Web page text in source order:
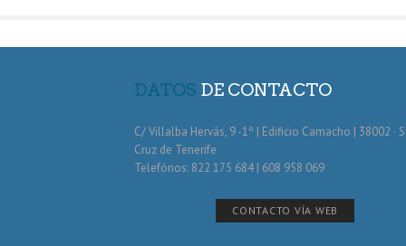
DATOS DE CONTACTO
C/ Villalba Hervás, 9 -1º | Edificio Camacho | 38002 ·
Cruz de Tenerife
Telefónos: 822 175 684 | 608 958 069
CONTACTO VÍA WEB